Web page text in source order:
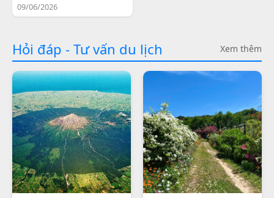
09/06/2026
Hỏi đáp - Tư vấn du lịch Xem thêm